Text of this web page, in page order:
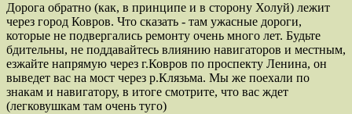
Дорога обратно (как, в принципе и в сторону Холуй) лежит
через город Ковров. Что сказать - там ужасные дороги,
которые не подвергались ремонту очень много лет. Будьте
бдительны, не поддавайтесь влиянию навигаторов и местным,
езжайте напрямую через г.Ковров по проспекту Ленина, он
выведет вас на мост через р.Клязьма. Мы же поехали по
знакам и навигатору, в итоге смотрите, что вас ждет
(легковушкам там очень туго)